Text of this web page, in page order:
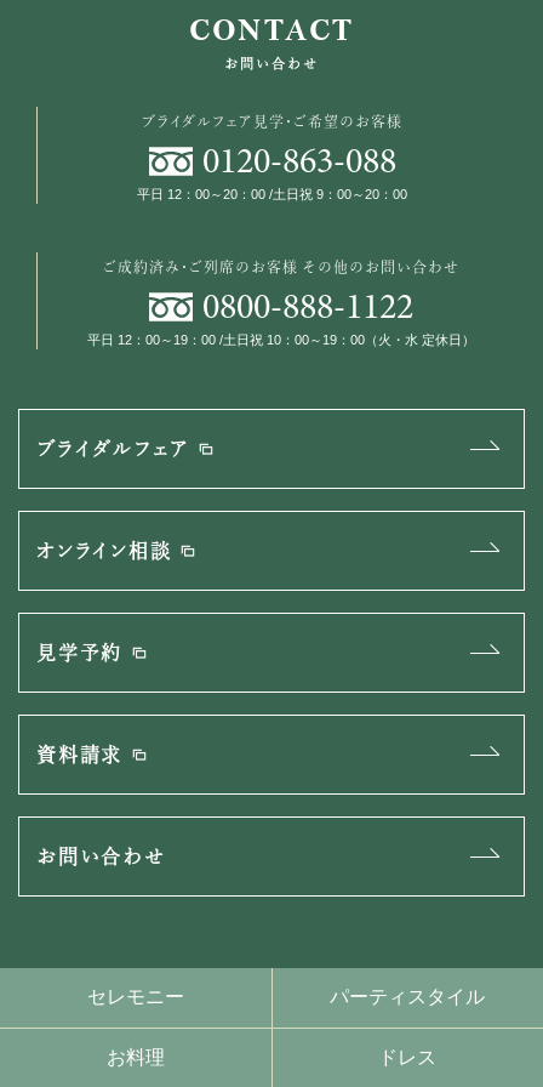
CONTACT
お問い合わせ
ブライダルフェア見学・ご希望のお客様
0120-863-088
平日 12：00～20：00 /土日祝 9：00～20：00
ご成約済み・ご列席のお客様その他のお問い合わせ
0800-888-1122
平日 12：00～19：00 /土日祝 10：00～19：00（火・水 定休日）
ブライダルフェア
オンライン相談
見学予約
資料請求
お問い合わせ
セレモニー パーティスタイル
お料理 ドレス